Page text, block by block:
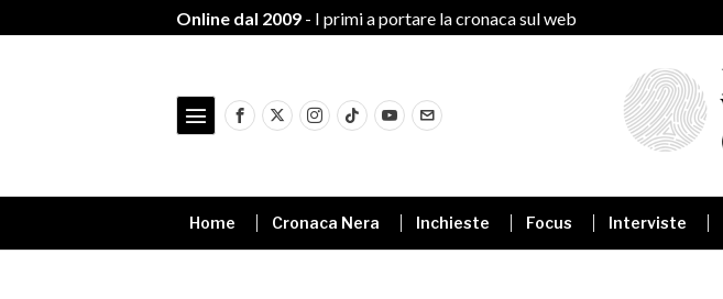
Online dal 2009 - I primi a portare la cronaca sul web
Home Cronaca Nera Inchieste Focus Interviste